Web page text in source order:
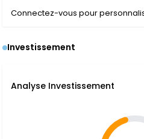
Connectez-vous pour
Investissement
Analyse Investissement